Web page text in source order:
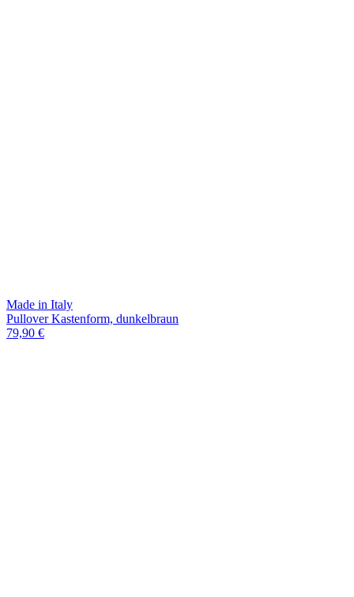
Made in Italy
Pullover Kastenform, dunkelbraun
79,90 €